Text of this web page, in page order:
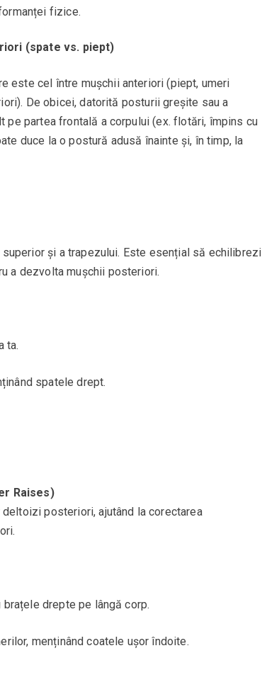
fizice.
(spate vs. piept)
este cel între mușchii anteriori (piept, umeri
De obicei, datorită posturii greșite sau a
partea frontală a corpului (ex. flotări, împins cu
duce la o postură adusă înainte și, în timp, la
și a trapezului. Este esențial să echilibrezi
a dezvolta mușchii posteriori.
ta.
spatele drept.
Raises)
posteriori, ajutând la corectarea
drepte pe lângă corp.
menținând coatele ușor îndoite.